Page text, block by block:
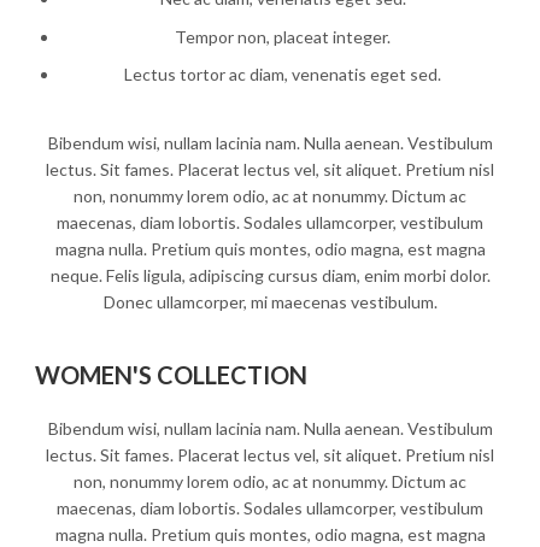
Tempor non, placeat integer.
Lectus tortor ac diam, venenatis eget sed.
Bibendum wisi, nullam lacinia nam. Nulla aenean. Vestibulum
lectus. Sit fames. Placerat lectus vel, sit aliquet. Pretium nisl
non, nonummy lorem odio, ac at nonummy. Dictum ac
maecenas, diam lobortis. Sodales ullamcorper, vestibulum
magna nulla. Pretium quis montes, odio magna, est magna
neque. Felis ligula, adipiscing cursus diam, enim morbi dolor.
Donec ullamcorper, mi maecenas vestibulum.
WOMEN'S COLLECTION
Bibendum wisi, nullam lacinia nam. Nulla aenean. Vestibulum
lectus. Sit fames. Placerat lectus vel, sit aliquet. Pretium nisl
non, nonummy lorem odio, ac at nonummy. Dictum ac
maecenas, diam lobortis. Sodales ullamcorper, vestibulum
magna nulla. Pretium quis montes, odio magna, est magna